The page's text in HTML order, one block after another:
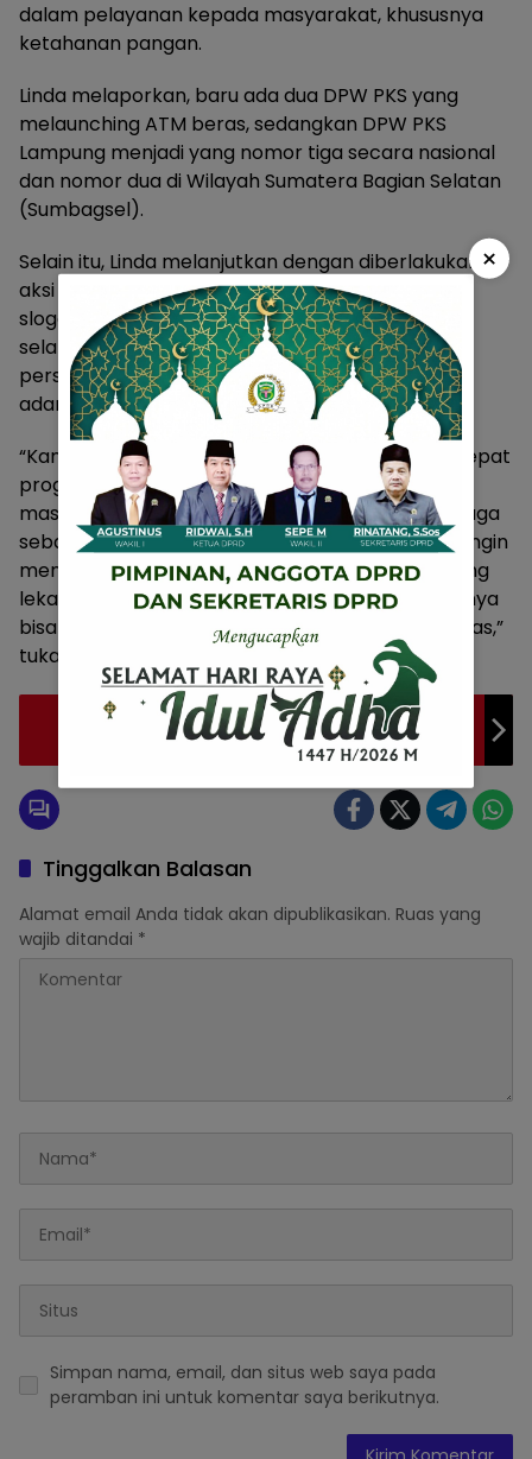
dalam pelayanan kepada masyarakat, khususnya
ketahanan pangan.
Linda melaporkan, baru ada dua DPW PKS yang
melaunching ATM beras, sedangkan DPW PKS
Lampung menjadi yang nomor tiga secara nasional
dan nomor dua di Wilayah Sumatera Bagian Selatan
(Sumbagsel).
Selain itu, Linda melanjutkan dengan diberlakukan
aksi peduli pangan ini diharapkan sesuai dengan
slogan PKS selama ini #PKSPelayanRakyat yang
selalu siap sedia, untuk membantu menyediakan
persediaan pangan hingga panen beras melalui
adanya ATM beras ini.
“Kami (DPW PKS Lampung) merespon dengan cepat
program yang memang kita peruntukan
masyarakat yang membutuhkan ATM beras ini juga
sebagai bentuk aksi peduli pangan. Karena, kita ingin
menyalurkan beras ini, Alhamdulillah PKS Lampung
lekas melaunching ATM beras ini, yang manfaatnya
bisa dirasakan masyarakat (Lampung) secara luas,”
tukasnya. (Rls/Sus)
H.Suharna Segera Dilantik Sebagai Ketua
DPD Ika Pakarti Kubar
Tinggalkan Balasan
Alamat email Anda tidak akan dipublikasikan. Ruas yang
wajib ditandai *
Simpan nama, email, dan situs web saya pada
peramban ini untuk komentar saya berikutnya.
×